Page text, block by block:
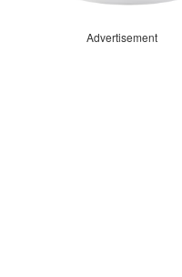
Advertisement